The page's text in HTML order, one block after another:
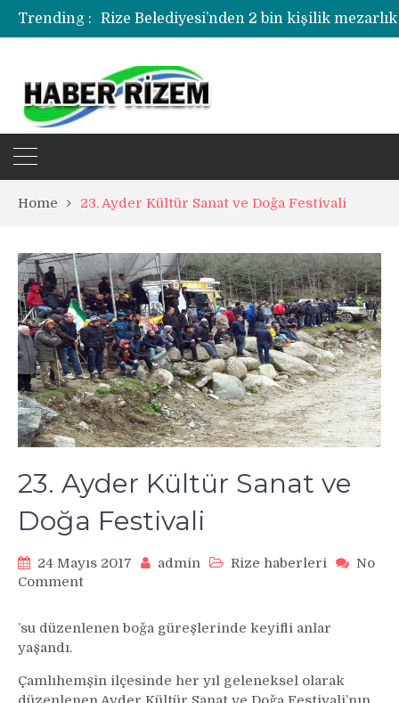
Trending :
Rize Belediyesi’nden 2 bin kişilik
Rize’de uyuşturucu operasyonunda 1
Home 23. Ayder Kültür Sanat ve Doğa Festivali
23. Ayder Kültür Sanat ve
Doğa Festivali
24 Mayıs 2017 admin Rize haberleri
No
Commenton
Kültür
ve
Doğa
’su düzenlenen boğa güreşlerinde keyifli anlar
yaşandı.
Çamlıhemşin ilçesinde her yıl geleneksel olarak